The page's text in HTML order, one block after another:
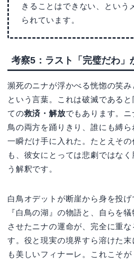
きることはできない、という
られています。
考察5：ラスト「完璧だわ」
瀕死のニナが浮かべる恍惚の笑み
という言葉。これは破滅である
ての救済・解放でもあります。
鳥の両方を踊りきり、誰にも縛ら
一瞬だけ手に入れた。たとえそ
も、彼女にとっては悲劇ではな
う解釈です。
白鳥オデットが断崖から身を投
『白鳥の湖』の物語と、自らを
させたニナの運命が、完全に重な
す。役と現実の境界すら溶けた末
も美しいフィナーレ。これこそ